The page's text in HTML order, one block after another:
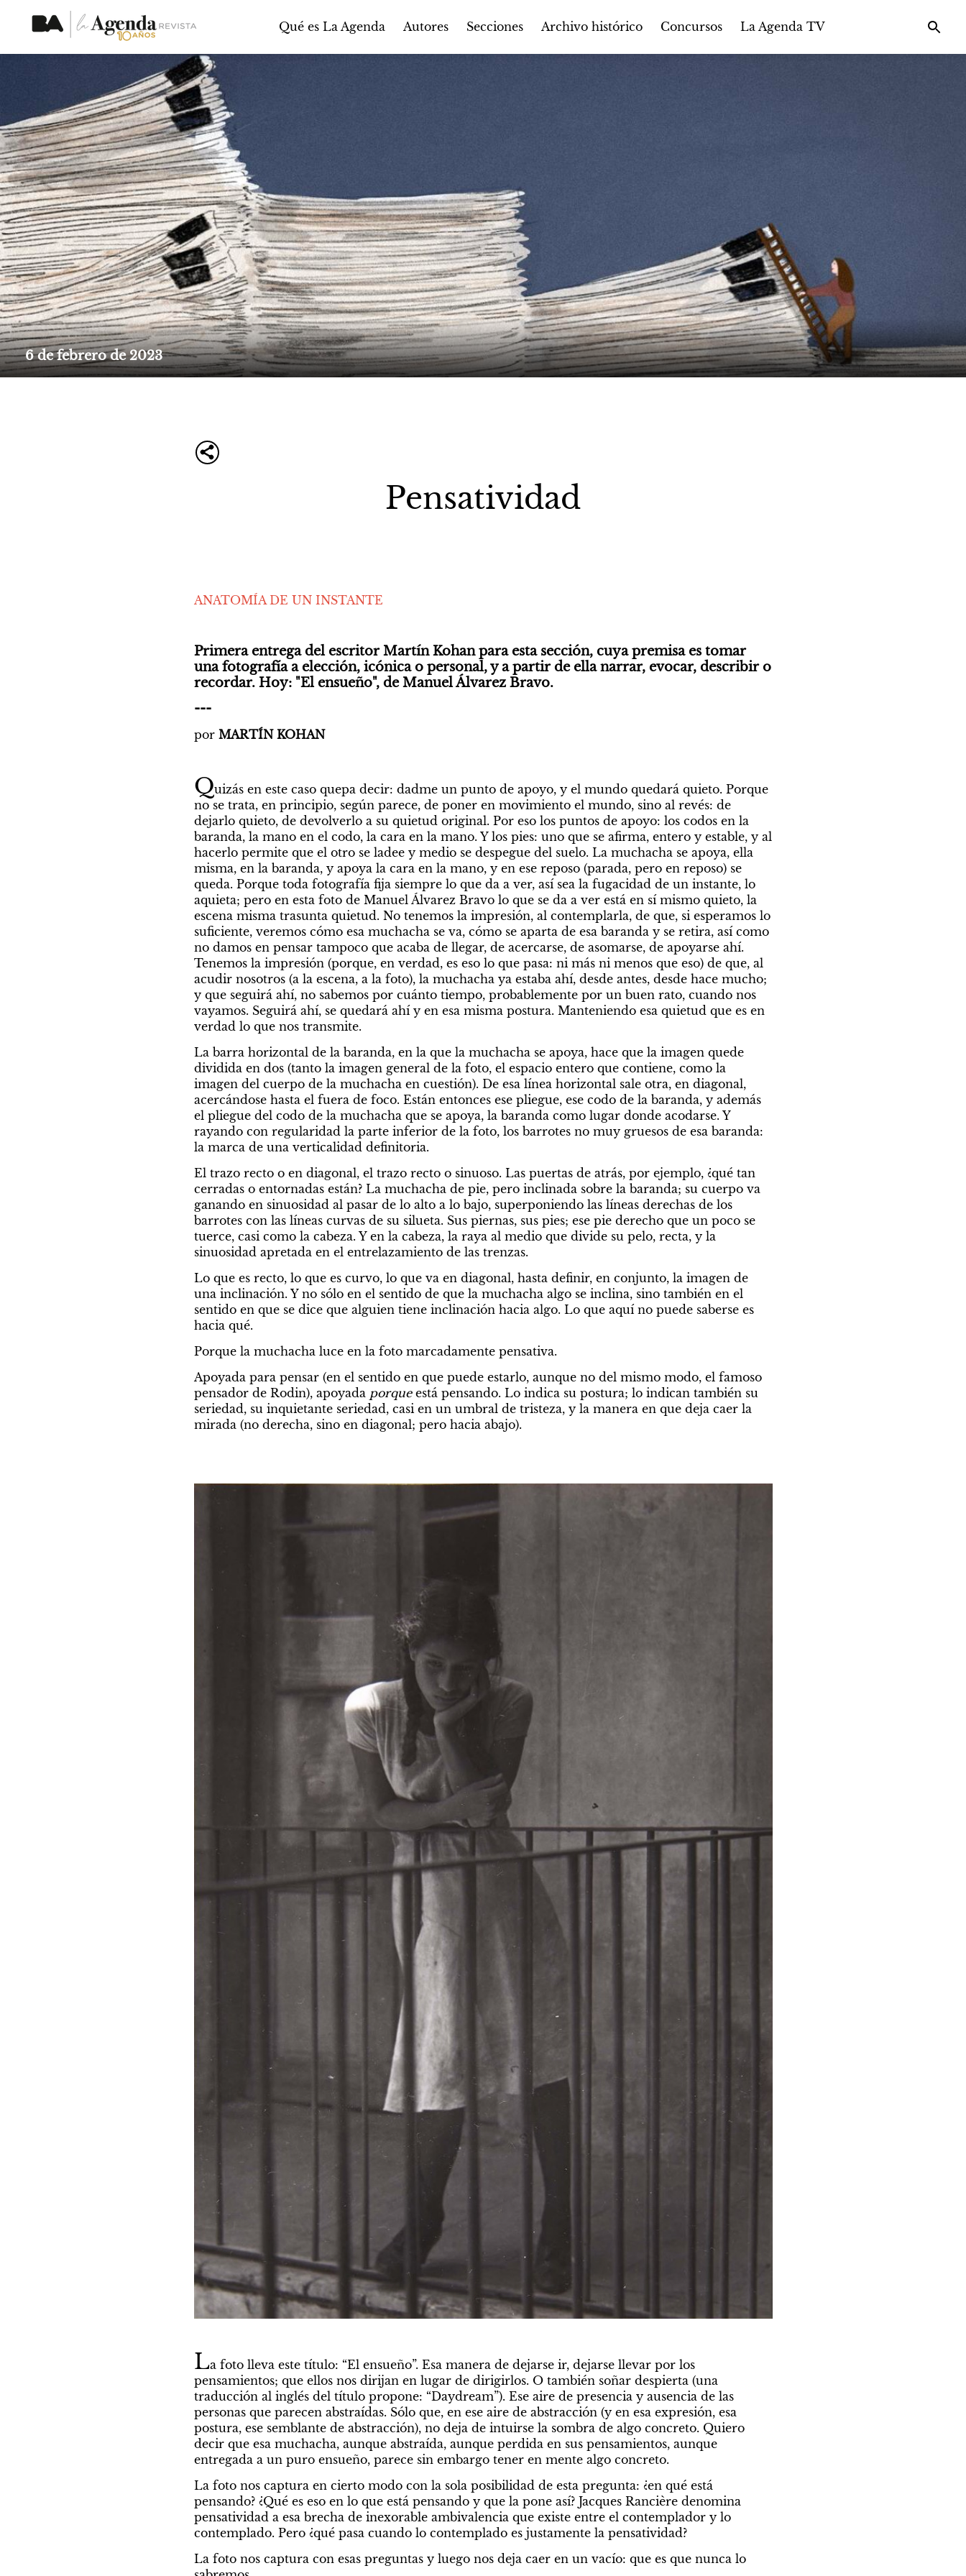
Qué es La Agenda Autores Secciones Archivo histórico Concursos La Agenda TV
6 de febrero de 2023
Pensatividad
ANATOMÍA DE UN INSTANTE
Primera entrega del escritor Martín Kohan para esta sección, cuya premisa es tomar
una fotografía a elección, icónica o personal, y a partir de ella narrar, evocar, describir o
recordar. Hoy: "El ensueño", de Manuel Álvarez Bravo.
---
por MARTÍN KOHAN
Quizás en este caso quepa decir: dadme un punto de apoyo, y el mundo quedará quieto. Porque
no se trata, en principio, según parece, de poner en movimiento el mundo, sino al revés: de
dejarlo quieto, de devolverlo a su quietud original. Por eso los puntos de apoyo: los codos en la
baranda, la mano en el codo, la cara en la mano. Y los pies: uno que se afirma, entero y estable, y al
hacerlo permite que el otro se ladee y medio se despegue del suelo. La muchacha se apoya, ella
misma, en la baranda, y apoya la cara en la mano, y en ese reposo (parada, pero en reposo) se
queda. Porque toda fotografía fija siempre lo que da a ver, así sea la fugacidad de un instante, lo
aquieta; pero en esta foto de Manuel Álvarez Bravo lo que se da a ver está en sí mismo quieto, la
escena misma trasunta quietud. No tenemos la impresión, al contemplarla, de que, si esperamos lo
suficiente, veremos cómo esa muchacha se va, cómo se aparta de esa baranda y se retira, así como
no damos en pensar tampoco que acaba de llegar, de acercarse, de asomarse, de apoyarse ahí.
Tenemos la impresión (porque, en verdad, es eso lo que pasa: ni más ni menos que eso) de que, al
acudir nosotros (a la escena, a la foto), la muchacha ya estaba ahí, desde antes, desde hace mucho;
y que seguirá ahí, no sabemos por cuánto tiempo, probablemente por un buen rato, cuando nos
vayamos. Seguirá ahí, se quedará ahí y en esa misma postura. Manteniendo esa quietud que es en
verdad lo que nos transmite.
La barra horizontal de la baranda, en la que la muchacha se apoya, hace que la imagen quede
dividida en dos (tanto la imagen general de la foto, el espacio entero que contiene, como la
imagen del cuerpo de la muchacha en cuestión). De esa línea horizontal sale otra, en diagonal,
acercándose hasta el fuera de foco. Están entonces ese pliegue, ese codo de la baranda, y además
el pliegue del codo de la muchacha que se apoya, la baranda como lugar donde acodarse. Y
rayando con regularidad la parte inferior de la foto, los barrotes no muy gruesos de esa baranda:
la marca de una verticalidad definitoria.
El trazo recto o en diagonal, el trazo recto o sinuoso. Las puertas de atrás, por ejemplo, ¿qué tan
cerradas o entornadas están? La muchacha de pie, pero inclinada sobre la baranda; su cuerpo va
ganando en sinuosidad al pasar de lo alto a lo bajo, superponiendo las líneas derechas de los
barrotes con las líneas curvas de su silueta. Sus piernas, sus pies; ese pie derecho que un poco se
tuerce, casi como la cabeza. Y en la cabeza, la raya al medio que divide su pelo, recta, y la
sinuosidad apretada en el entrelazamiento de las trenzas.
Lo que es recto, lo que es curvo, lo que va en diagonal, hasta definir, en conjunto, la imagen de
una inclinación. Y no sólo en el sentido de que la muchacha algo se inclina, sino también en el
sentido en que se dice que alguien tiene inclinación hacia algo. Lo que aquí no puede saberse es
hacia qué.
Porque la muchacha luce en la foto marcadamente pensativa.
Apoyada para pensar (en el sentido en que puede estarlo, aunque no del mismo modo, el famoso
pensador de Rodin), apoyada porque está pensando. Lo indica su postura; lo indican también su
seriedad, su inquietante seriedad, casi en un umbral de tristeza, y la manera en que deja caer la
mirada (no derecha, sino en diagonal; pero hacia abajo).
La foto lleva este título: “El ensueño”. Esa manera de dejarse ir, dejarse llevar por los
pensamientos; que ellos nos dirijan en lugar de dirigirlos. O también soñar despierta (una
traducción al inglés del título propone: “Daydream”). Ese aire de presencia y ausencia de las
personas que parecen abstraídas. Sólo que, en ese aire de abstracción (y en esa expresión, esa
postura, ese semblante de abstracción), no deja de intuirse la sombra de algo concreto. Quiero
decir que esa muchacha, aunque abstraída, aunque perdida en sus pensamientos, aunque
entregada a un puro ensueño, parece sin embargo tener en mente algo concreto.
La foto nos captura en cierto modo con la sola posibilidad de esta pregunta: ¿en qué está
pensando? ¿Qué es eso en lo que está pensando y que la pone así? Jacques Rancière denomina
pensatividad a esa brecha de inexorable ambivalencia que existe entre el contemplador y lo
contemplado. Pero ¿qué pasa cuando lo contemplado es justamente la pensatividad?
La foto nos captura con esas preguntas y luego nos deja caer en un vacío: que es que nunca lo